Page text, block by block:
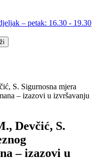
– petak: 16.30 - 19.30
S. Sigurnosna mjera
– izazovi u izvršavanju
Devčić, S.
– izazovi u